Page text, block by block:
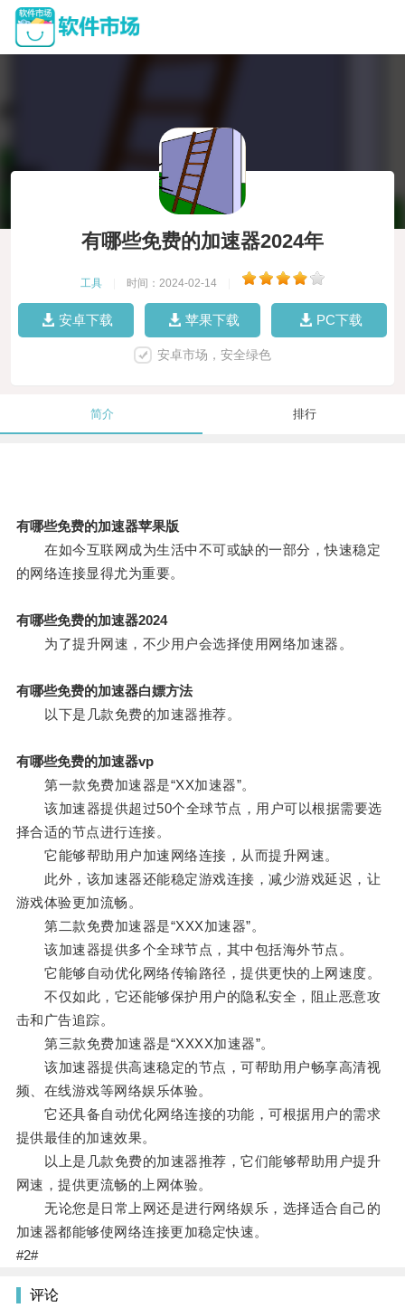
有哪些免费的加速器2024年
工具 时间：2024-02-14
安卓下载 苹果下载 PC下载
安卓市场，安全绿色
简介 排行
有哪些免费的加速器苹果版
在如今互联网成为生活中不可或缺的一部分，快速稳定
的网络连接显得尤为重要。
有哪些免费的加速器2024
为了提升网速，不少用户会选择使用网络加速器。
有哪些免费的加速器白嫖方法
以下是几款免费的加速器推荐。
有哪些免费的加速器vp
第一款免费加速器是“XX加速器”。
该加速器提供超过50个全球节点，用户可以根据需要选
择合适的节点进行连接。
它能够帮助用户加速网络连接，从而提升网速。
此外，该加速器还能稳定游戏连接，减少游戏延迟，让
游戏体验更加流畅。
第二款免费加速器是“XXX加速器”。
该加速器提供多个全球节点，其中包括海外节点。
它能够自动优化网络传输路径，提供更快的上网速度。
不仅如此，它还能够保护用户的隐私安全，阻止恶意攻
击和广告追踪。
第三款免费加速器是“XXXX加速器”。
该加速器提供高速稳定的节点，可帮助用户畅享高清视
频、在线游戏等网络娱乐体验。
它还具备自动优化网络连接的功能，可根据用户的需求
提供最佳的加速效果。
以上是几款免费的加速器推荐，它们能够帮助用户提升
网速，提供更流畅的上网体验。
无论您是日常上网还是进行网络娱乐，选择适合自己的
加速器都能够使网络连接更加稳定快速。
#2#
评论